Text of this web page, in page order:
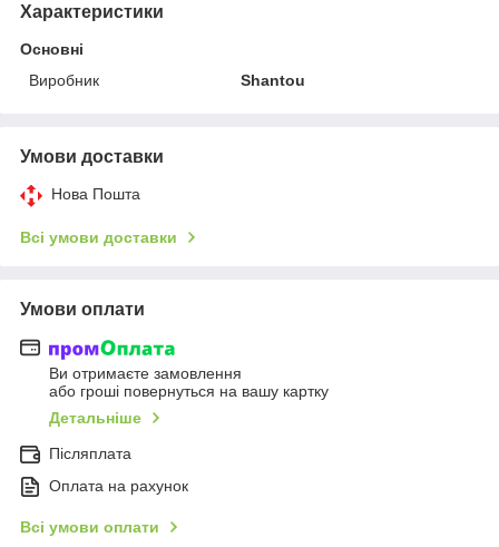
Характеристики
Основні
Виробник
Shantou
Умови доставки
Нова Пошта
Всі умови доставки
Умови оплати
Ви отримаєте замовлення
або гроші повернуться на вашу картку
Детальніше
Післяплата
Оплата на рахунок
Всі умови оплати